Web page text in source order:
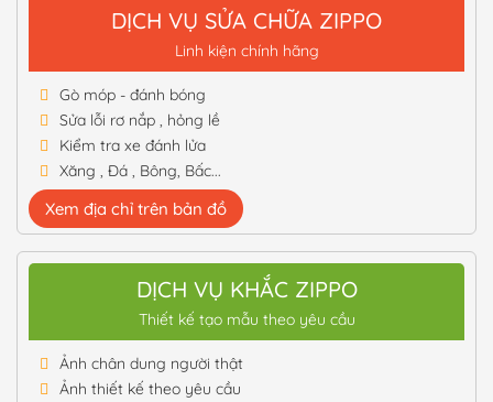
650,000 ₫
DỊCH VỤ SỬA CHỮA ZIPPO
Linh kiện chính hãng
Gò móp - đánh bóng
Sửa lỗi rơ nắp , hỏng lề
Kiểm tra xe đánh lửa
Xăng , Đá , Bông, Bấc...
Xem địa chỉ trên bản đồ
DỊCH VỤ KHẮC ZIPPO
Thiết kế tạo mẫu theo yêu cầu
Ảnh chân dung người thật
Ảnh thiết kế theo yêu cầu